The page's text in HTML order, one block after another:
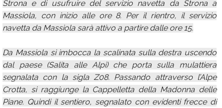
Strona e di usufruire del servizio navetta da Strona a
Massiola, con inizio alle ore 8. Per il rientro, il servizio
navetta da Massiola sarà attivo a partire dalle ore 15.
Da Massiola si imbocca la scalinata sulla destra uscendo
dal paese (Salita alle Alpi) che porta sulla mulattiera
segnalata con la sigla Z08. Passando attraverso l’Alpe
Crotta, si raggiunge la Cappelletta della Madonna delle
Piane. Quindi il sentiero, segnalato con evidenti frecce di